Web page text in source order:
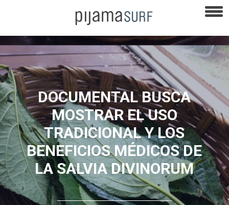
DOCUMENTAL BUSCA
MOSTRAR EL USO
TRADICIONAL Y LOS
BENEFICIOS MÉDICOS DE
LA SALVIA DIVINORUM